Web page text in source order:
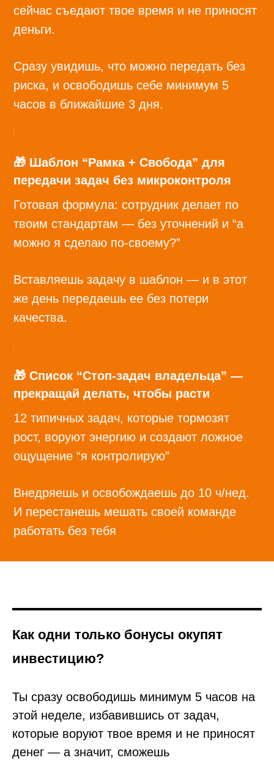
сейчас съедают твое время и не приносят
деньги.
Сразу увидишь, что можно передать без
риска, и освободишь себе минимум 5
часов в ближайшие 3 дня.
🎁 Шаблон “Рамка + Свобода” для
передачи задач без микроконтроля
Готовая формула: сотрудник делает по
твоим стандартам — без уточнений и “а
можно я сделаю по-своему?”
Вставляешь задачу в шаблон — и в этот
же день передаешь ее без потери
качества.
🎁 Список “Стоп-задач владельца” —
прекращай делать, чтобы расти
12 типичных задач, которые тормозят
рост, воруют энергию и создают ложное
ощущение “я контролирую”
Внедряешь и освобождаешь до 10 ч/нед.
И перестанешь мешать своей команде
работать без тебя
Как одни только бонусы окупят
инвестицию?
Ты сразу освободишь минимум 5 часов на
этой неделе, избавившись от задач,
которые воруют твое время и не приносят
денег — а значит, сможешь